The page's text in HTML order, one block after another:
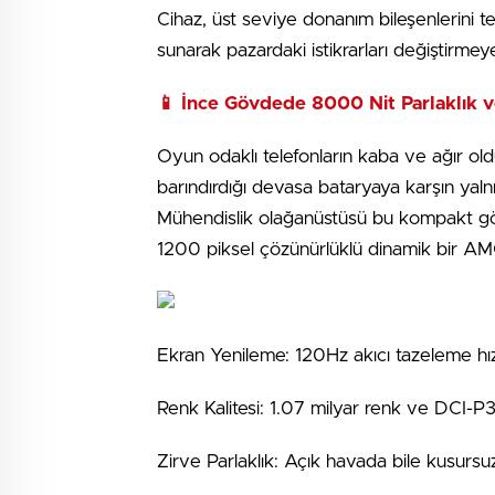
Cihaz, üst seviye donanım bileşenlerini
sunarak pazardaki istikrarları
📱 İnce Gövdede 8000 Nit Parlaklık
Oyun odaklı telefonların kaba ve ağır
barındırdığı devasa bataryaya karşın
Mühendislik olağanüstüsü bu kompakt
1200 piksel çözünürlüklü dinamik bir
Ekran Yenileme: 120Hz akıcı tazeleme
Renk Kalitesi: 1.07 milyar renk ve DCI-
Zirve Parlaklık: Açık havada bile